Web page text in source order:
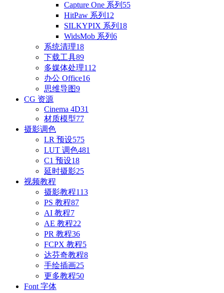
Capture One 系列 55
HitPaw 系列 12
SILKYPIX 系列 18
WidsMob 系列 6
系统清理18
下载工具89
多媒体处理112
办公 Office16
思维导图9
CG 资源
Cinema 4D31
材质模型77
摄影调色
LR 预设575
LUT 调色481
C1 预设18
延时摄影25
视频教程
摄影教程113
PS 教程87
AI 教程7
AE 教程22
PR 教程36
FCPX 教程5
达芬奇教程8
手绘插画25
更多教程50
Font 字体